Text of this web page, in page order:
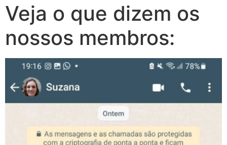
Veja o que dizem os
nossos membros: